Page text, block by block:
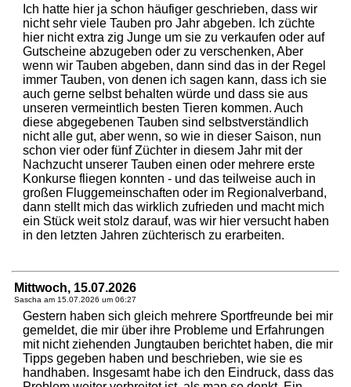
Ich hatte hier ja schon häufiger geschrieben, dass wir
nicht sehr viele Tauben pro Jahr abgeben. Ich züchte
hier nicht extra zig Junge um sie zu verkaufen oder auf
Gutscheine abzugeben oder zu verschenken, Aber
wenn wir Tauben abgeben, dann sind das in der Regel
immer Tauben, von denen ich sagen kann, dass ich sie
auch gerne selbst behalten würde und dass sie aus
unseren vermeintlich besten Tieren kommen. Auch
diese abgegebenen Tauben sind selbstverständlich
nicht alle gut, aber wenn, so wie in dieser Saison, nun
schon vier oder fünf Züchter in diesem Jahr mit der
Nachzucht unserer Tauben einen oder mehrere erste
Konkurse fliegen konnten - und das teilweise auch in
großen Fluggemeinschaften oder im Regionalverband,
dann stellt mich das wirklich zufrieden und macht mich
ein Stück weit stolz darauf, was wir hier versucht haben
in den letzten Jahren züchterisch zu erarbeiten.
Mittwoch, 15.07.2026
Sascha am 15.07.2026 um 06:27
Gestern haben sich gleich mehrere Sportfreunde bei mir
gemeldet, die mir über ihre Probleme und Erfahrungen
mit nicht ziehenden Jungtauben berichtet haben, die mir
Tipps gegeben haben und beschrieben, wie sie es
handhaben. Insgesamt habe ich den Eindruck, dass das